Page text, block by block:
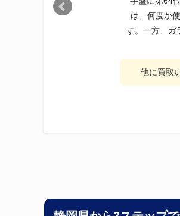
は、何度か
す。一方、ガ
他に買取